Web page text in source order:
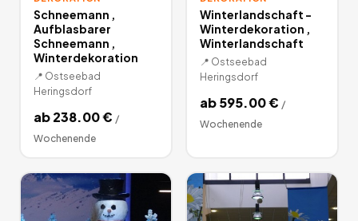
Schneemann ,
Aufblasbarer
Schneemann ,
Winterdekoration
📍 Ostseebad
Heringsdorf
ab238.00€ /
Wochenende
Winterlandschaft -
Winterdekoration ,
Winterlandschaft
📍 Ostseebad
Heringsdorf
ab595.00€ /
Wochenende